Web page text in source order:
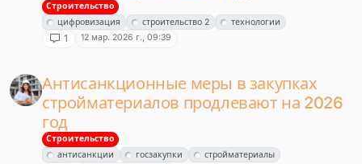
Строительство
цифровизация
строительство 2 технологии
1 12 мар. 2026 г., 09:39
Антисанкционные меры в закупках
стройматериалов продлевают на 2026
год
Строительство
антисанкции
госзакупки стройматериалы